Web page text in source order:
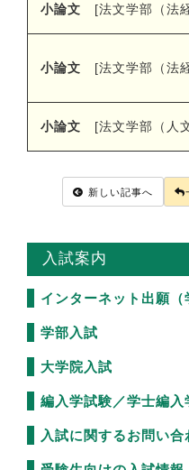
小論文 [法文学部（法
小論文 [法文学部（法
小論文 [法文学部（人
新しい記事へ
入試案内
インターネット出願（
学部入試
大学院入試
編入学試験／学士編入
入試に関するお問い合